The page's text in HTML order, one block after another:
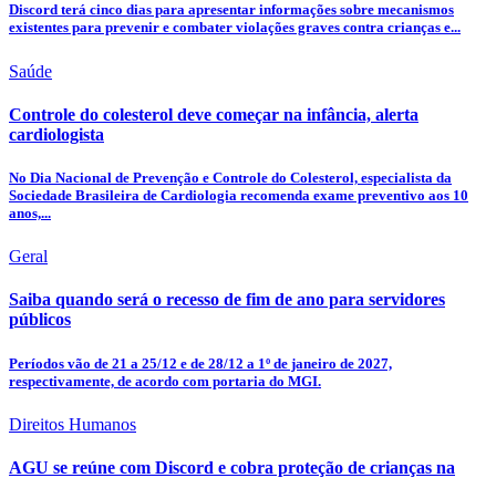
Discord terá cinco dias para apresentar informações sobre mecanismos
existentes para prevenir e combater violações graves contra crianças e...
Saúde
Controle do colesterol deve começar na infância, alerta
cardiologista
No Dia Nacional de Prevenção e Controle do Colesterol, especialista da
Sociedade Brasileira de Cardiologia recomenda exame preventivo aos 10
anos,...
Geral
Saiba quando será o recesso de fim de ano para servidores
públicos
Períodos vão de 21 a 25/12 e de 28/12 a 1º de janeiro de 2027,
respectivamente, de acordo com portaria do MGI.
Direitos Humanos
AGU se reúne com Discord e cobra proteção de crianças na